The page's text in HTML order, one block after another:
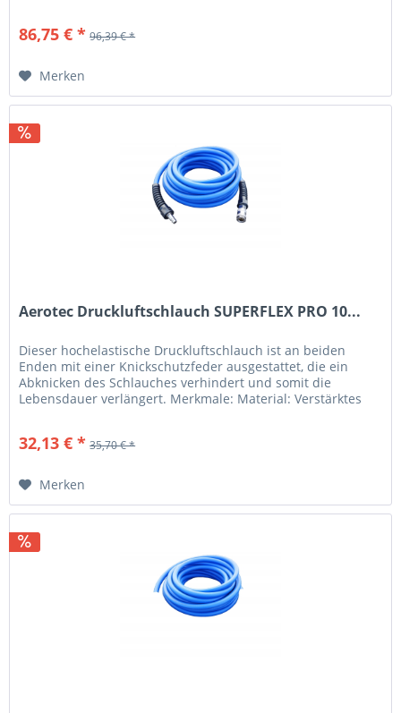
86,75 € * 96,39 € *
Merken
Aerotec Druckluftschlauch SUPERFLEX PRO 10...
Dieser hochelastische Druckluftschlauch ist an beiden
Enden mit einer Knickschutzfeder ausgestattet, die ein
Abknicken des Schlauches verhindert und somit die
Lebensdauer verlängert. Merkmale: Material: Verstärktes
32,13 € * 35,70 € *
Merken